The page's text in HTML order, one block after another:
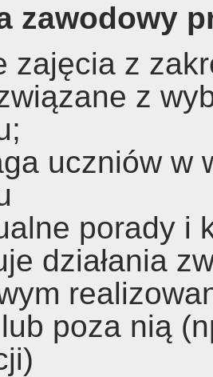
zawodowy
zajęcia z
z
uczniów w
porady i
działania
poza nią